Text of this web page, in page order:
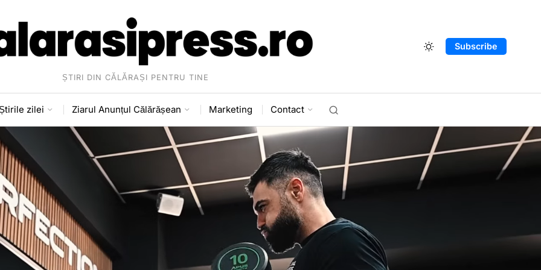
ȘTIRI DIN CĂLĂRAȘI PENTRU TINE
Subscribe
zilei Ziarul Anunțul Călărășean Marketing Contact